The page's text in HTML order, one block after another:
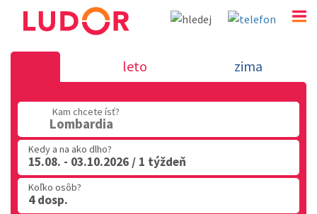
Lombardia
02 2063 3182
leto zima
Kam chcete ísť?
Lombardia
Kedy a na ako dlho?
15.08. - 03.10.2026 / 1 týždeň
Koľko osôb?
4 dosp.